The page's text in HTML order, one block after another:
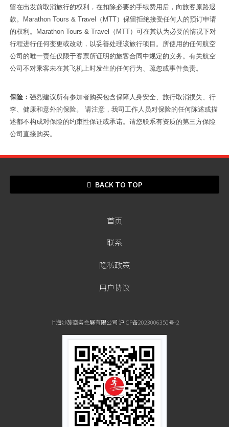
留在出发前取消旅行的权利，在扣除必要的手续费用后，向旅客原路退
款。
Marathon Tours & Travel
（MTT）保留拒绝接受任何人的预订申请
的权利。
Marathon Tours & Travel
（MTT）可在其认为必要的情况下对
行程进行任何变更或改动，以妥善处理该旅行项目。 所使用的任何航空
公司的唯一责任仅限于客票所证明的旅客合同中规定的义务。有关航空
公司不对乘客未在其飞机上时发生的任何行为、疏忽或事件负责。
保险：强烈建议所有参加者购买包含保障人身安全、旅行取消损失、行
李、健康和意外的保险。 请注意，我司工作人员对保险的任何陈述或描
述都不构成对保险的约束性保证或承诺。请您联系有资质的第三方保险
公司直接购买。
BACK TO TOP
首页
联系
隐私政策
用户协议
上海妙旅商务会展有限公司 沪ICP备2023006350号-2